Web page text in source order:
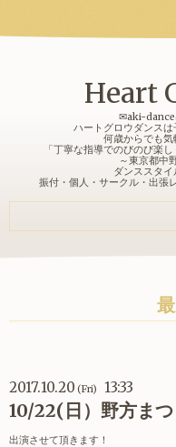
Heart
✉aki-
ハートグロウダンスは
何歳からでも気
「丁寧な指導でのびのび楽
～東京都中
ダンススタ
振付・個人・サークル・出
2017.10.20 (Fri) 13:33
10/22(日）野方まつ
出演させて頂きます！